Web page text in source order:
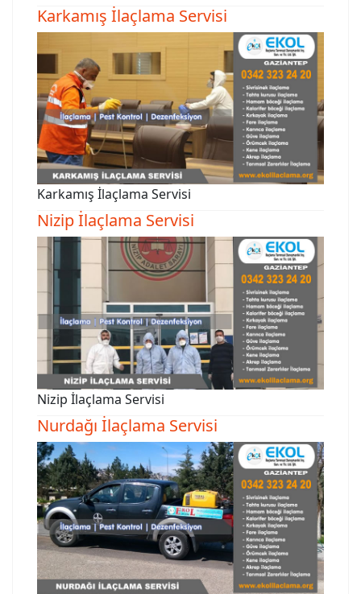
Karkamış İlaçlama Servisi
Karkamış İlaçlama Servisi
Nizip İlaçlama Servisi
Nizip İlaçlama Servisi
Nurdağı İlaçlama Servisi